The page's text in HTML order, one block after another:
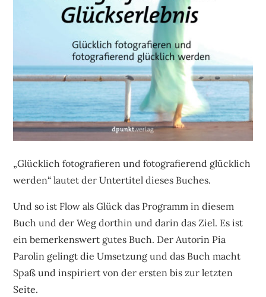
„Glücklich fotografieren und fotografierend glücklich
werden“ lautet der Untertitel dieses Buches.
Und so ist Flow als Glück das Programm in diesem
Buch und der Weg dorthin und darin das Ziel. Es ist
ein bemerkenswert gutes Buch. Der Autorin Pia
Parolin gelingt die Umsetzung und das Buch macht
Spaß und inspiriert von der ersten bis zur letzten
Seite.